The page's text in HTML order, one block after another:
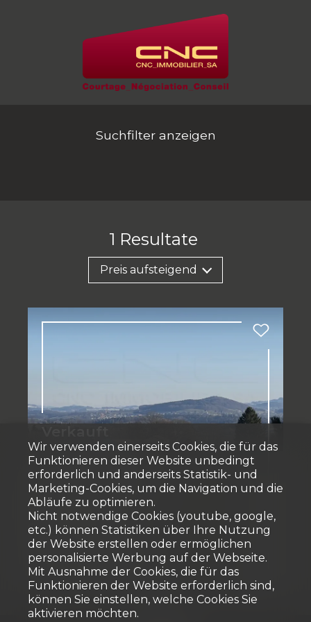
Suchfilter anzeigen
1 Resultate
Preis aufsteigend
Mehrfamilienhaus
Rueyres-St-Laurent
CHF 4'190'000.-
~ 1'032 m² 9 2023
Wir verwenden einerseits Cookies, die für das
Funktionieren dieser Website unbedingt
erforderlich und anderseits Statistik- und
Marketing-Cookies, um die Navigation und die
Abläufe zu optimieren.
Nicht notwendige Cookies (youtube, google,
etc.) können Statistiken über Ihre Nutzung
der Website erstellen oder ermöglichen
personalisierte Werbung auf der Webseite.
Mit Ausnahme der Cookies, die für das
Funktionieren der Website erforderlich sind,
können Sie einstellen, welche Cookies Sie
aktivieren möchten.